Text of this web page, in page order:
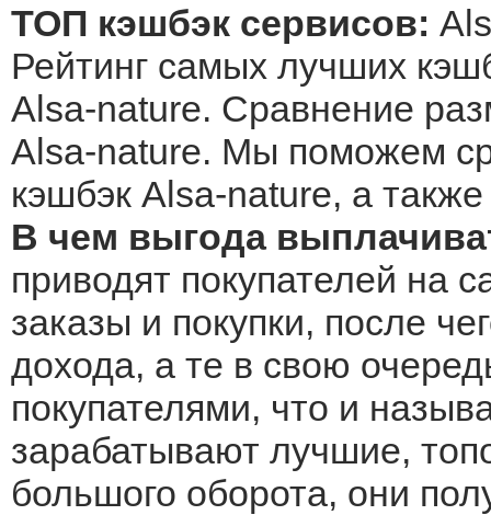
ТОП кэшбэк сервисов:
Рейтинг самых лучших
Alsa-nature. Сравнение
Alsa-nature. Мы поможем
кэшбэк Alsa-nature, а
В чем выгода
приводят покупателей на
заказы и покупки, после
дохода, а те в свою
покупателями, что и
зарабатывают лучшие,
большого оборота, они